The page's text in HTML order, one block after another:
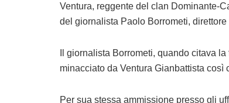
Ventura, reggente del clan Dominante-
del giornalista Paolo Borrometi,
Il giornalista Borrometi, quando citava
minacciato da Ventura Gianbattista così
Per sua stessa ammissione presso gli